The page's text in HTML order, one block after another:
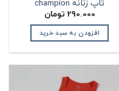
290.000 تومان
افزودن به سبد خرید